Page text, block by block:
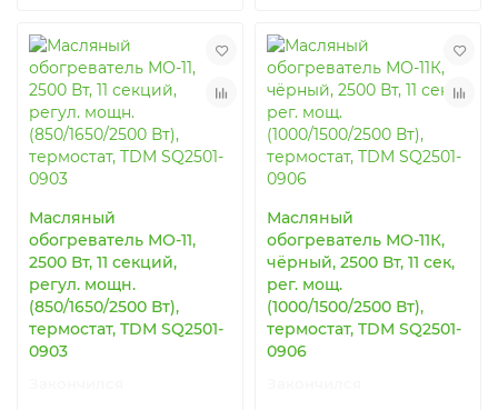
Масляный
обогреватель МО-11,
2500 Вт, 11 секций,
регул. мощн.
(850/1650/2500 Вт),
термостат, TDM SQ2501-
0903
Масляный
обогреватель МО-11К,
чёрный, 2500 Вт, 11 сек,
рег. мощ.
(1000/1500/2500 Вт),
термостат, TDM SQ2501-
0906